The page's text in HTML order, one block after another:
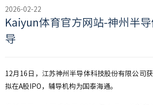
2026-02-22
Kaiyun体育官方网站-神州半
导
12月16日，江苏神州半导体科技股份有限公司
拟在A股IPO，辅导机构为国泰海通。